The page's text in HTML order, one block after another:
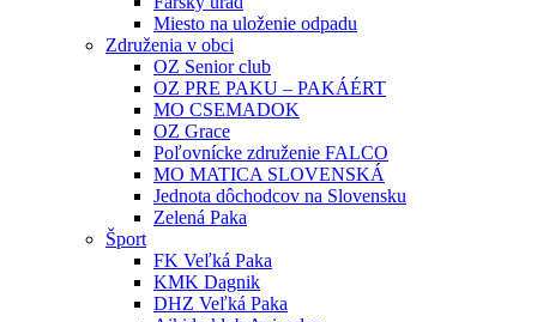
Miesto na uloženie odpadu
Združenia v obci
OZ Senior club
OZ PRE PAKU – PAKÁÉRT
MO CSEMADOK
OZ Grace
Poľovnícke združenie FALCO
MO MATICA SLOVENSKÁ
Jednota dôchodcov na Slovensku
Zelená Paka
Šport
FK Veľká Paka
KMK Dagnik
DHZ Veľká Paka